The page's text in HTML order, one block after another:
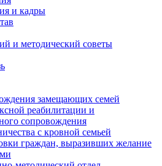
и кадры
и методический советы
замещающих семей
реабилитации и
сопровождения
с кровной семьей
граждан, выразивших желание